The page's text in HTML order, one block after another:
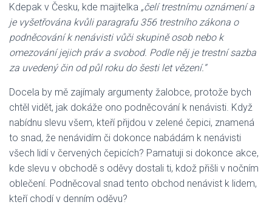
Kdepak v Česku, kde majitelka „čelí trestnímu oznámení a
je vyšetřována kvůli paragrafu 356 trestního zákona o
podněcování k nenávisti vůči skupině osob nebo k
omezování jejich práv a svobod. Podle něj je trestní sazba
za uvedený čin od půl roku do šesti let vězení.“
Docela by mě zajímaly argumenty žalobce, protože bych
chtěl vidět, jak dokáže ono podněcování k nenávisti. Když
nabídnu slevu všem, kteří přijdou v zelené čepici, znamená
to snad, že nenávidím či dokonce nabádám k nenávisti
všech lidí v červených čepicích? Pamatuji si dokonce akce,
kde slevu v obchodě s oděvy dostali ti, kdož přišli v nočním
oblečení. Podněcoval snad tento obchod nenávist k lidem,
kteří chodí v denním oděvu?